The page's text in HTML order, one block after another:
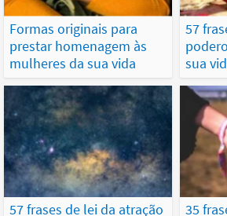
Formas originais para
prestar homenagem às
mulheres da sua vida
57
sua
57 frases de lei da atração
35